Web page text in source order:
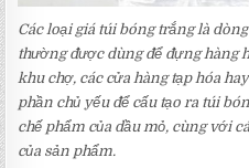
Các loại giá túi bóng trắng là
thường được dùng để đựng hàng
khu chợ, các cửa hàng tạp hóa
phần chủ yếu để cấu tạo ra túi
chế phẩm của dầu mỏ, cùng với
của sản phẩm.